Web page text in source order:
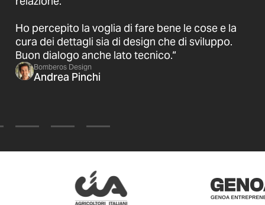
Ho percepito la voglia di fare bene le cose e la
cura dei dettagli sia di design che di sviluppo.
Buon dialogo anche lato tecnico.“
Bomberos Design
Andrea Pinchi